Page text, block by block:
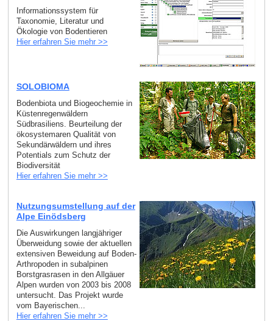
Informationssystem für
Taxonomie, Literatur und
Ökologie von Bodentieren
Hier erfahren Sie mehr >>
SOLOBIOMA
Bodenbiota und Biogeochemie in
Küstenregenwäldern
Südbrasiliens. Beurteilung der
ökosystemaren Qualität von
Sekundärwäldern und ihres
Potentials zum Schutz der
Biodiversität
Hier erfahren Sie mehr >>
Nutzungsumstellung auf der
Alpe Einödsberg
Die Auswirkungen langjähriger
Überweidung sowie der aktuellen
extensiven Beweidung auf Boden-
Arthropoden in subalpinen
Borstgrasrasen in den Allgäuer
Alpen wurden von 2003 bis 2008
untersucht. Das Projekt wurde
vom Bayerischen...
Hier erfahren Sie mehr >>